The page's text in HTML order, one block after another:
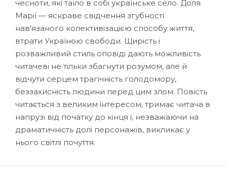
чесноти, які таїло в собі українське село. Доля
Марії — яскраве свідчення згубності
нав’язаного колекти­візацією способу життя,
втрати Україною свободи. Щирість і
розважливий стиль оповіді дають можливість
читачеві не тільки збагнути розумом, але й
відчути серцем трагічність голодомору,
беззахисність людини перед цим злом. Повість
читається з великим інтересом, тримає читача в
напрузі від початку до кінця і, незважаючи на
драматичність долі персонажів, викликає у
нього світлі почуття.